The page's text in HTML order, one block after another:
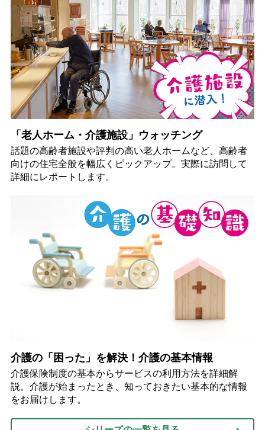
「老人ホーム・介護施設」ウォッチング
話題の高齢者施設や評判の高い老人ホームなど、高齢者
向けの住宅全般を幅広くピックアップ。実際に訪問して
詳細にレポートします。
介護の「困った」を解決！介護の基本情報
介護保険制度の基本からサービスの利用方法を詳細解
説。介護が始まったとき、知っておきたい基本的な情報
をお届けします。